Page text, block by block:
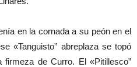
en la cornada a su peón en el
«Tanguisto” abreplaza se topó
de Curro. El «Pitillesco”